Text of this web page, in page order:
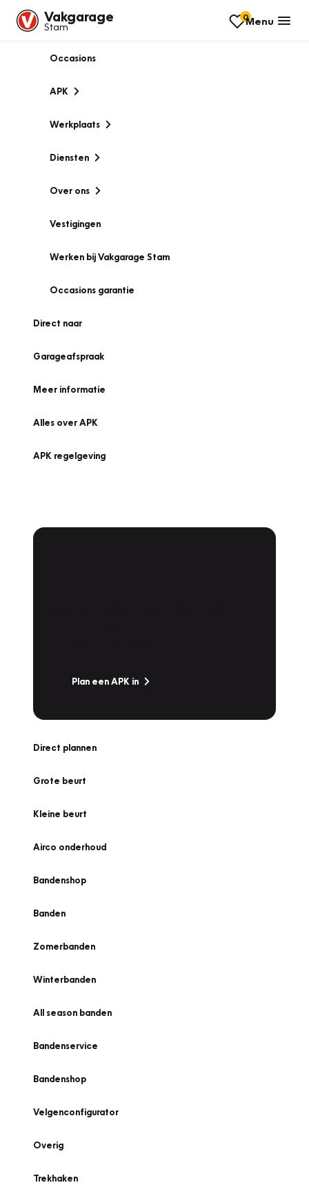
Vakgarage
Stam
0Menu
Occasions
APK
Werkplaats
Diensten
Over ons
Vestigingen
Werken bij Vakgarage Stam
Occasions garantie
Direct naar
Garageafspraak
Meer informatie
Alles over APK
APK regelgeving
Plan een APK in
Direct plannen
Grote beurt
Kleine beurt
Airco onderhoud
Bandenshop
Banden
Zomerbanden
Winterbanden
All season banden
Bandenservice
Bandenshop
Velgenconfigurator
Overig
Trekhaken